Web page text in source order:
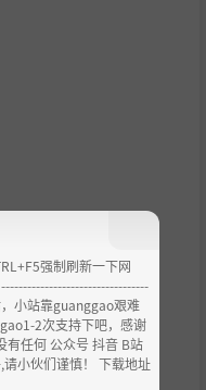
强制刷新一下网
小站靠guanggao艰难
2次支持下吧，感谢
有任何 公众号 抖音 B站
小伙们谨慎！ 下载地址